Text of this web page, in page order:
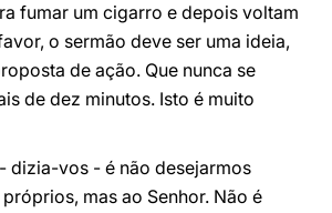
fumar um cigarro e depois voltam
o sermão deve ser uma ideia,
de ação. Que nunca se
de dez minutos. Isto é muito
dizia-vos - é não desejarmos
mas ao Senhor. Não é